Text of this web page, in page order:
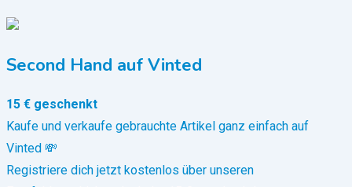
Second Hand auf Vinted
15 € geschenkt
Kaufe und verkaufe gebrauchte Artikel ganz einfach auf
Vinted 💸
Registriere dich jetzt kostenlos über unseren